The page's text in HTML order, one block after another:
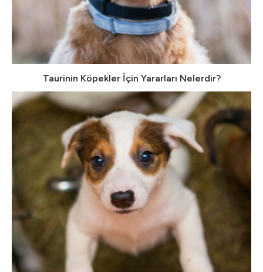
Taurinin Köpekler İçin Yararları Nelerdir?